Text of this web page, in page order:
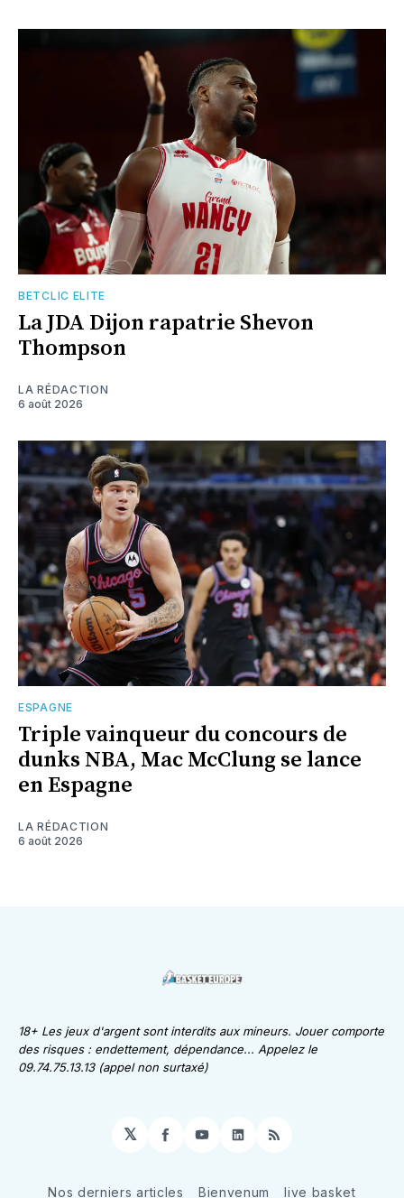
BETCLIC ELITE
La JDA Dijon rapatrie Shevon
Thompson
LA RÉDACTION
6 août 2026
ESPAGNE
Triple vainqueur du concours de
dunks NBA, Mac McClung se lance
en Espagne
LA RÉDACTION
6 août 2026
18+ Les jeux d'argent sont interdits aux mineurs. Jouer comporte
des risques : endettement, dépendance... Appelez le
09.74.75.13.13 (appel non surtaxé)
𝕏 Facebook
YouTube
LinkedIn
RSS
Nos derniers articles Bienvenum live basket